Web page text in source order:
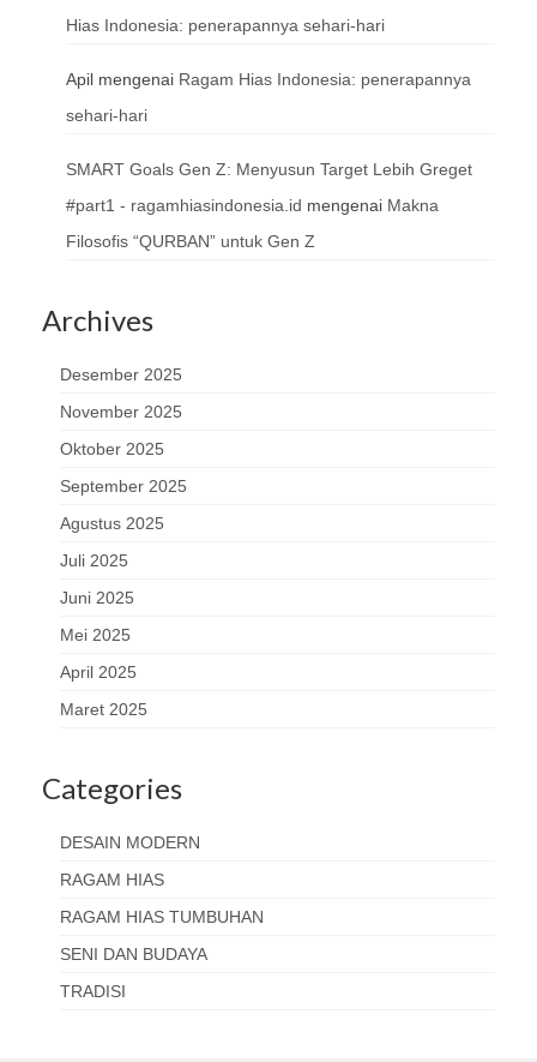
Hias Indonesia: penerapannya sehari-hari
Apil mengenai Ragam Hias Indonesia: penerapannya
sehari-hari
SMART Goals Gen Z: Menyusun Target Lebih Greget
#part1 - ragamhiasindonesia.id mengenai Makna
Filosofis “QURBAN” untuk Gen Z
Archives
Desember 2025
November 2025
Oktober 2025
September 2025
Agustus 2025
Juli 2025
Juni 2025
Mei 2025
April 2025
Maret 2025
Categories
DESAIN MODERN
RAGAM HIAS
RAGAM HIAS TUMBUHAN
SENI DAN BUDAYA
TRADISI